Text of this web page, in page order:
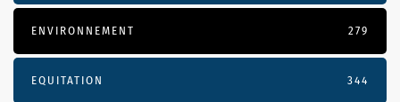
ENVIRONNEMENT 279
EQUITATION 344